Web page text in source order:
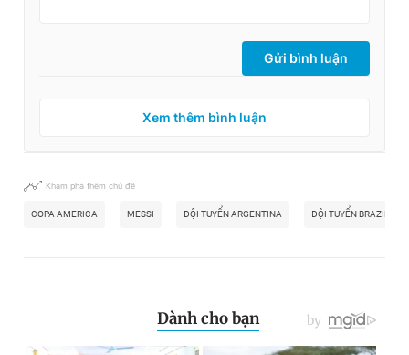
Gửi bình luận
Xem thêm bình luận
Khám phá thêm chủ đề
COPA AMERICA MESSI ĐỘI TUYỂN ARGENTINA ĐỘI TUYỂN BRAZIL